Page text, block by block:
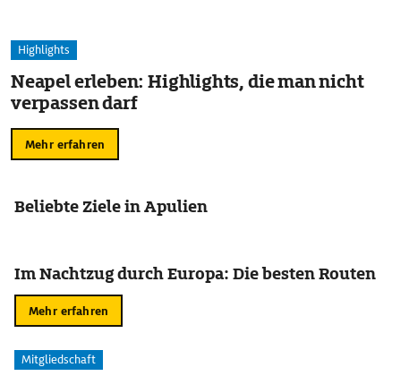
Highlights
Neapel erleben: Highlights, die man nicht
verpassen darf
Mehr erfahren
Beliebte Ziele in Apulien
Im Nachtzug durch Europa: Die besten Routen
Mehr erfahren
Mitgliedschaft